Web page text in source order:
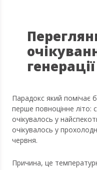
генерації
Парадокс який помічає
перше повноцінне літо:
очікувалось у
очікувалось у
червня.
Причина, це